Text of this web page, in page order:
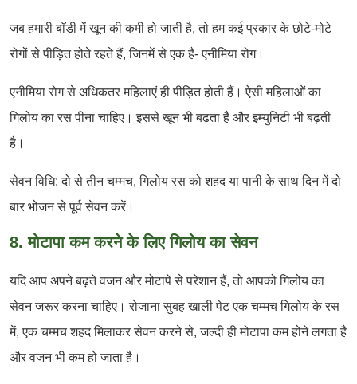
जब हमारी बाॅडी में खून की कमी हो जाती है, तो हम कई प्रकार के छोटे-मोटे
रोगों से पीड़ित होते रहते हैं, जिनमें से एक है- एनीमिया रोग।
एनीमिया रोग से अधिकतर महिलाएं ही पीड़ित होती हैं। ऐसी महिलाओं का
गिलोय का रस पीना चाहिए। इससे खून भी बढ़ता है और इम्युनिटी भी बढ़ती
है।
सेवन विधि: दो से तीन चम्मच, गिलोय रस को शहद या पानी के साथ दिन में दो
बार भोजन से पूर्व सेवन करें।
8. मोटापा कम करने के लिए गिलोय का सेवन
यदि आप अपने बढ़ते वजन और मोटापे से परेशान हैं, तो आपको गिलोय का
सेवन जरूर करना चाहिए। रोजाना सुबह खाली पेट एक चम्मच गिलोय के रस
में, एक चम्मच शहद मिलाकर सेवन करने से, जल्दी ही मोटापा कम होने लगता है
और वजन भी कम हो जाता है।